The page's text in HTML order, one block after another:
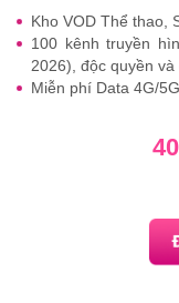
Kho VOD Thể thao,
100 kênh truyền
2026), độc quyền và
Miễn phí Data 4G/